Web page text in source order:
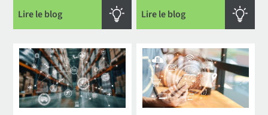
Lire le blog Lire le blog